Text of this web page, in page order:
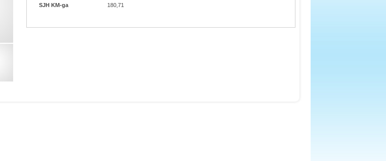
SJH KM-ga 180,71